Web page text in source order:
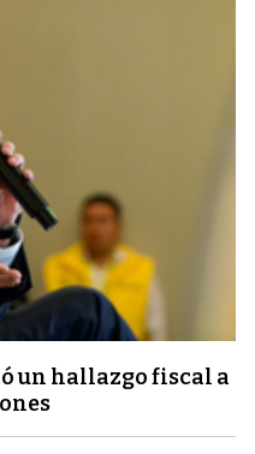
un hallazgo fiscal a